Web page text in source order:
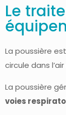
Le
La poussière
circule dans
La poussière
voies